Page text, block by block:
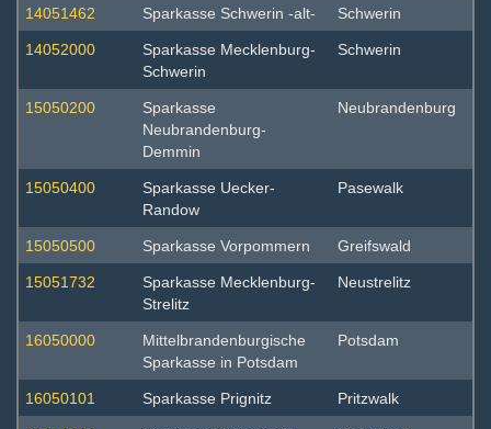
14051462 Sparkasse Schwerin -alt- Schwerin
14052000
Sparkasse Mecklenburg-
Schwerin
Schwerin
15050200
Sparkasse
Neubrandenburg-
Demmin
Neubrandenburg
15050400
Sparkasse Uecker-
Randow
Pasewalk
15050500 Sparkasse Vorpommern Greifswald
15051732
Sparkasse Mecklenburg-
Strelitz
Neustrelitz
16050000
Mittelbrandenburgische
Sparkasse in Potsdam
Potsdam
16050101 Sparkasse Prignitz Pritzwalk